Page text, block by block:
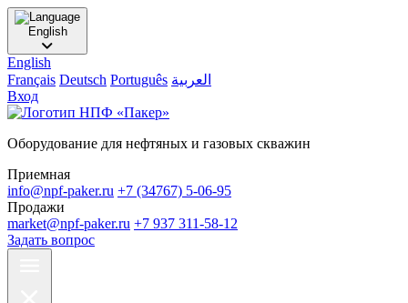
English
English
Français Deutsch Português العربية
Вход
Оборудование для нефтяных и газовых скважин
Приемная
info@npf-paker.ru +7 (34767) 5-06-95
Продажи
market@npf-paker.ru +7 937 311-58-12
Задать вопрос